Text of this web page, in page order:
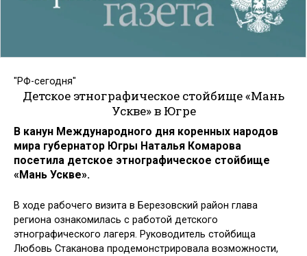
"РФ-сегодня"
Детское этнографическое стойбище «Мань
Ускве» в Югре
В канун Международного дня коренных народов
мира губернатор Югры Наталья Комарова
посетила детское этнографическое стойбище
«Мань Ускве».
В ходе рабочего визита в Березовский район глава
региона ознакомилась с работой детского
этнографического лагеря. Руководитель стойбища
Любовь Стаканова продемонстрировала возможности,